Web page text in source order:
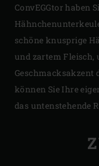
ConvEGGtor haben
schöne knusprige
und zartem Fleisch,
Geschmacksakzent
können Sie Ihre
das untenstehende